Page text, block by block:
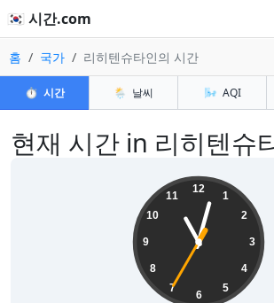
🇰🇷 시간.com
홈 국가 리히텐슈타인의 시간
⏱️ 시간 🌦️ 날씨 🌬️ AQI
현재 시간 in 리히텐슈
12
1
2
3
4
5
6
7
8
9
10
11